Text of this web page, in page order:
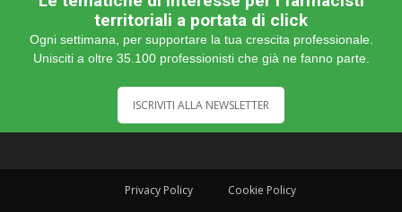
territoriali a portata di click
Ogni settimana, per supportare la tua crescita professionale.
Unisciti a oltre 35.100 professionisti che già ne fanno parte.
ISCRIVITI ALLA NEWSLETTER
Privacy Policy Cookie Policy